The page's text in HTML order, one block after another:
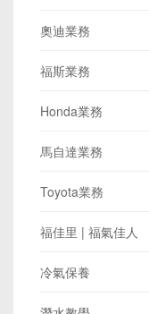
奧迪業務
福斯業務
Honda業務
馬自達業務
Toyota業務
福佳里 | 福氣佳人
冷氣保養